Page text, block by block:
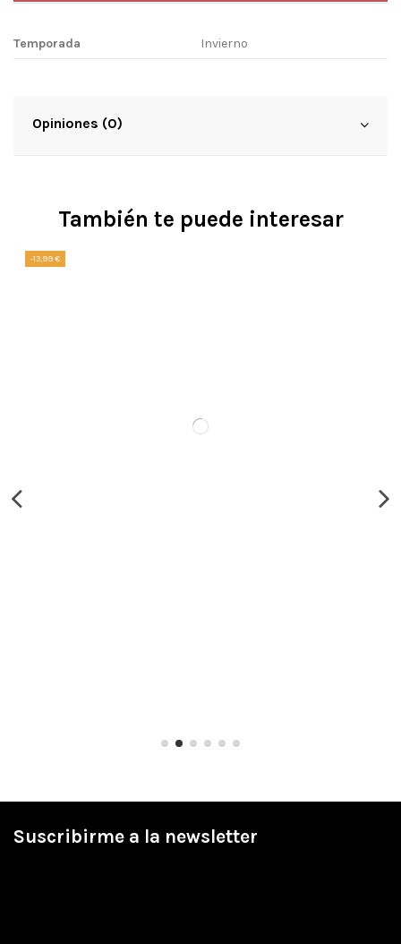
Temporada Invierno
Opiniones (0)
También te puede interesar
-13,99 €
Suscribirme a la newsletter